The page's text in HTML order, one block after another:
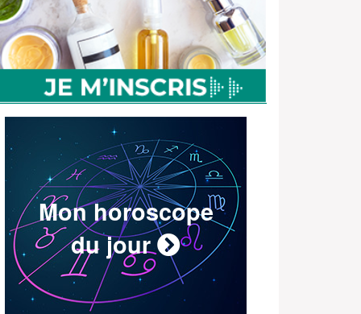
Mon horoscope
du jour